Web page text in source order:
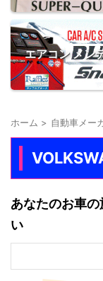
エアコン メン
ホーム > 自動車メー
あなたのお車
い